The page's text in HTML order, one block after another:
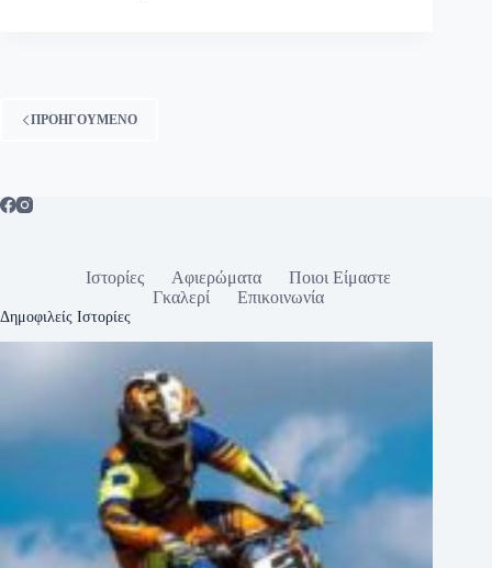
ΠΡΟΗΓΟΥΜΕΝΟ
Ιστορίες Αφιερώματα
Ποιοι Είμαστε
Γκαλερί
Επικοινωνία
Δημοφιλείς Ιστορίες